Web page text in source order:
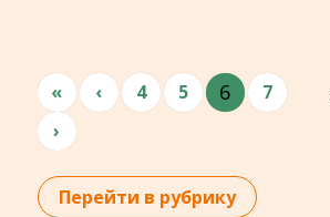
« ‹ 4 5 6
7
›
Перейти в рубрику